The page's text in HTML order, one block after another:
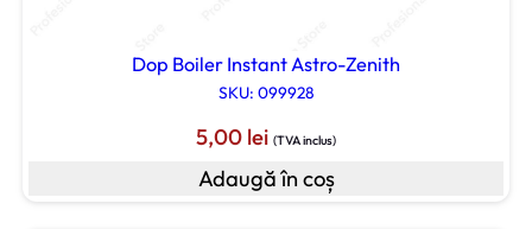
Dop Boiler Instant Astro-Zenith
SKU: 099928
5,00 lei (TVA inclus)
Adaugă în coș